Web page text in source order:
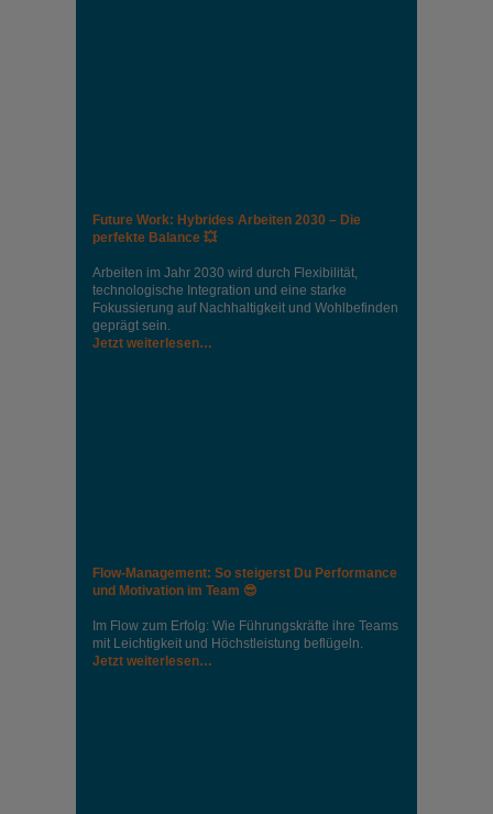
Future Work: Hybrides Arbeiten 2030 – Die
perfekte Balance 💥
Arbeiten im Jahr 2030 wird durch Flexibilität,
technologische Integration und eine starke
Fokussierung auf Nachhaltigkeit und Wohlbefinden
geprägt sein.
Jetzt weiterlesen…
Flow-Management: So steigerst Du Performance
und Motivation im Team 😎
Im Flow zum Erfolg: Wie Führungskräfte ihre Teams
mit Leichtigkeit und Höchstleistung beflügeln.
Jetzt weiterlesen…